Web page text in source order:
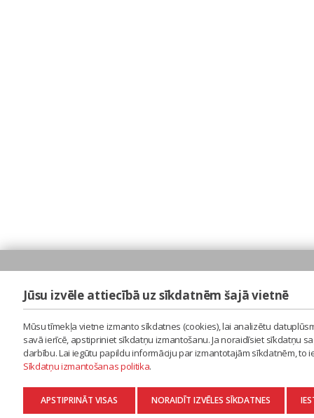
Jūsu izvēle attiecībā uz sīkdatnēm šajā vietnē
Mūsu tīmekļa vietne izmanto sīkdatnes (cookies), lai analizētu
savā ierīcē, apstipriniet sīkdatņu izmantošanu. Ja noraidīsiet sīkdatņu
darbību. Lai iegūtu papildu informāciju par izmantotajām sīkdatnēm,
Sīkdatņu izmantošanas politika.
APSTIPRINĀT VISAS NORAIDĪT IZVĒLES SĪKDATNES